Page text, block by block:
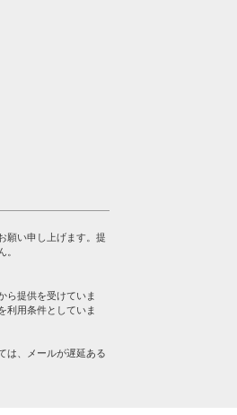
願い申し上げます。提
。
ら提供を受けていま
利用条件としていま
は、メールが遅延ある